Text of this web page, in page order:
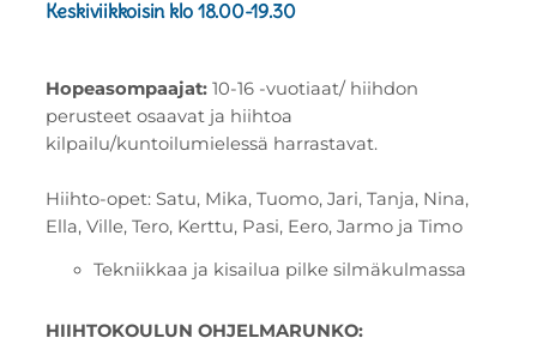
Keskiviikkoisin klo 18.00-19.30
Hopeasompaajat:10-16 -vuotiaat/ hiihdon
perusteet osaavat ja hiihtoa
kilpailu/kuntoilumielessä harrastavat.
Hiihto-opet: Satu, Mika, Tuomo, Jari, Tanja, Nina,
Ella, Ville, Tero, Kerttu, Pasi, Eero, Jarmo ja Timo
Tekniikkaa ja kisailua pilke silmäkulmassa
HIIHTOKOULUN OHJELMARUNKO: